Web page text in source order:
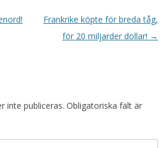
Frankrike köpte för breda tåg,
för 20 miljarder dollar! →
inte publiceras. Obligatoriska fält är